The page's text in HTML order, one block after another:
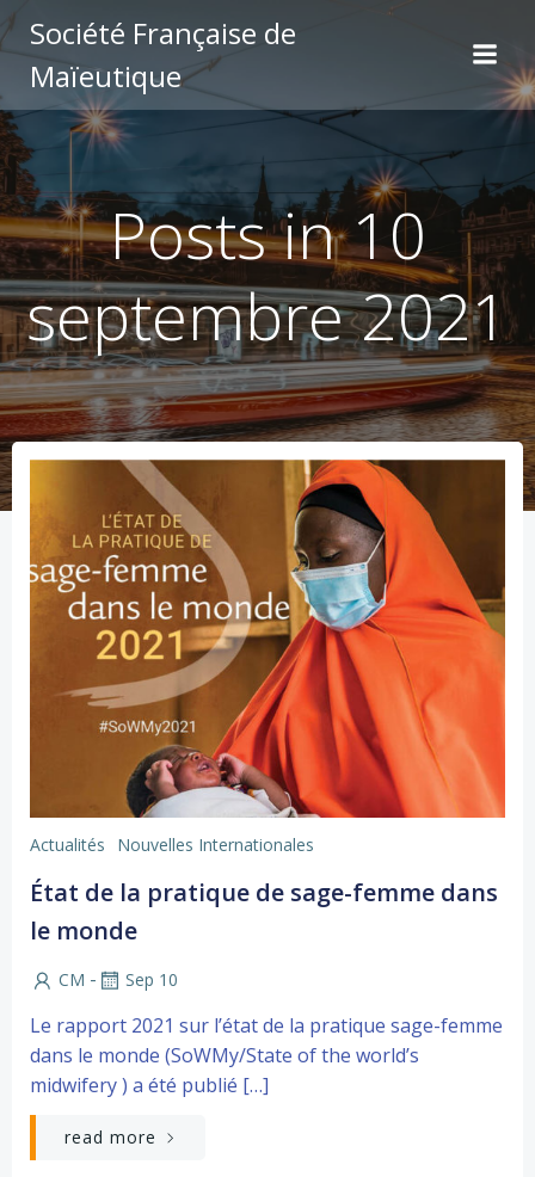
au
Société Française de
Maïeutique
Posts in 10
septembre 2021
Actualités Nouvelles Internationales
État de la pratique de sage-femme dans
le monde
CM - Sep 10
Le rapport 2021 sur l’état de la pratique sage-femme
dans le monde (SoWMy/State of the world’s
midwifery ) a été publié […]
read more